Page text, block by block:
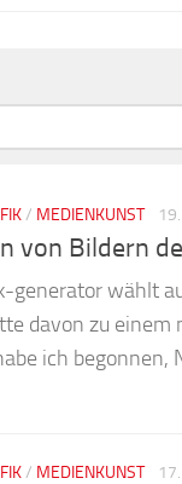
/ MEDIENKUNST
von Bildern
generator wählt
davon zu einem
ich
/ MEDIENKUNST